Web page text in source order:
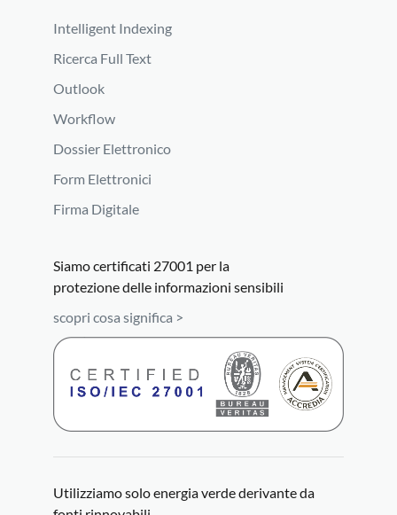
Intelligent Indexing
Ricerca Full Text
Outlook
Workflow
Dossier Elettronico
Form Elettronici
Firma Digitale
Siamo certificati 27001 per la
protezione delle informazioni sensibili
scopri cosa significa >
Utilizziamo solo energia verde derivante da